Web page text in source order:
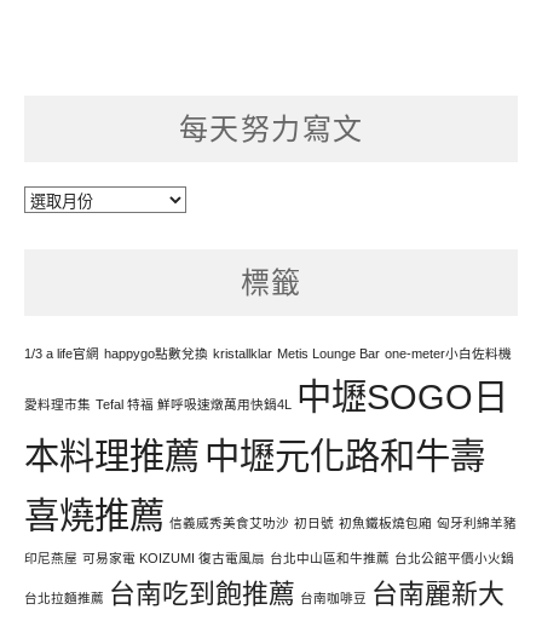
每天努力寫文
每
標籤
1/3 a life官網 happygo點數兌換 kristallklar Metis Lounge Bar one-meter小白佐料機
愛料理市集 Tefal 特福 鮮呼吸速燉萬用快鍋4L
中壢SOGO日
本料理推薦 中壢元化路和牛壽
喜燒推薦 信義威秀美食艾叻沙 初日號 初魚鐵板燒包廂 匈牙利綿羊豬
印尼燕屋 可易家電 KOIZUMI 復古電風扇 台北中山區和牛推薦 台北公館平價小火鍋
台北拉麵推薦 台南吃到飽推薦 台南咖啡豆
台南麗新大